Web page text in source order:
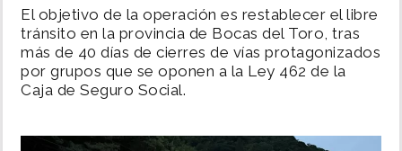
POLÍTICA
SHOW
DEPORTES
El objetivo de la operación es restablecer el libre
tránsito en la provincia de Bocas del Toro, tras
más de 40 días de cierres de vías protagonizados
por grupos que se oponen a la Ley 462 de la
Caja de Seguro Social.